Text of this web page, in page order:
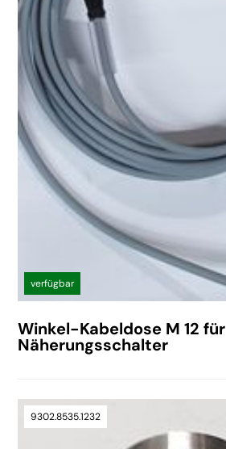
verfügbar
Winkel-Kabeldose M 12 für
Näherungsschalter
9302.8535.1232